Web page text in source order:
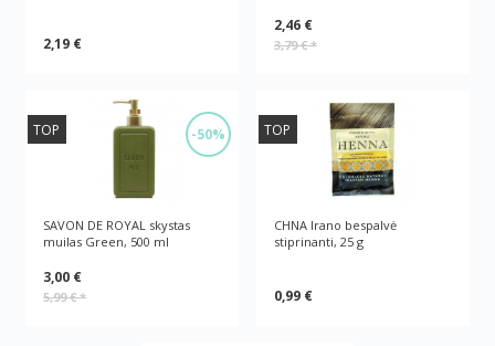
2,19 €
2,46 €
3,79 €*
-50%
TOP
SAVON DE ROYAL skystas
muilas Green, 500 ml
3,00 €
5,99 €*
TOP
CHNA Irano bespalvė
stiprinanti, 25 g
0,99 €